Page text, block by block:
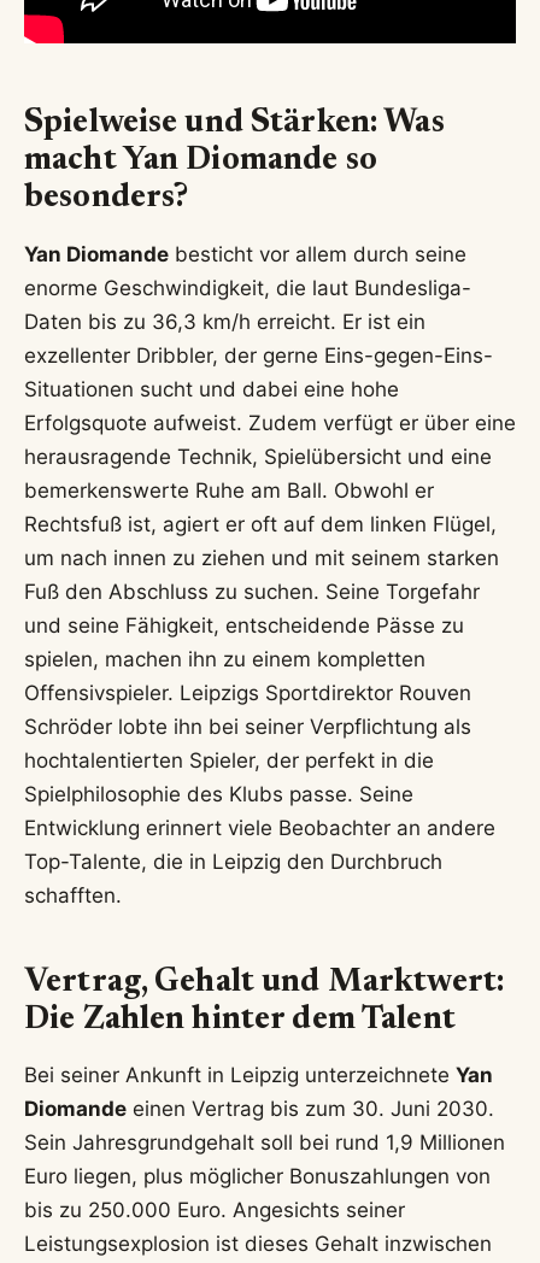
Spielweise und Stärken: Was
macht Yan Diomande so
besonders?
Yan Diomande besticht vor allem durch seine
enorme Geschwindigkeit, die laut Bundesliga-
Daten bis zu 36,3 km/h erreicht. Er ist ein
exzellenter Dribbler, der gerne Eins-gegen-Eins-
Situationen sucht und dabei eine hohe
Erfolgsquote aufweist. Zudem verfügt er über eine
herausragende Technik, Spielübersicht und eine
bemerkenswerte Ruhe am Ball. Obwohl er
Rechtsfuß ist, agiert er oft auf dem linken Flügel,
um nach innen zu ziehen und mit seinem starken
Fuß den Abschluss zu suchen. Seine Torgefahr
und seine Fähigkeit, entscheidende Pässe zu
spielen, machen ihn zu einem kompletten
Offensivspieler. Leipzigs Sportdirektor Rouven
Schröder lobte ihn bei seiner Verpflichtung als
hochtalentierten Spieler, der perfekt in die
Spielphilosophie des Klubs passe. Seine
Entwicklung erinnert viele Beobachter an andere
Top-Talente, die in Leipzig den Durchbruch
schafften.
Vertrag, Gehalt und Marktwert:
Die Zahlen hinter dem Talent
Bei seiner Ankunft in Leipzig unterzeichnete Yan
Diomande einen Vertrag bis zum 30. Juni 2030.
Sein Jahresgrundgehalt soll bei rund 1,9 Millionen
Euro liegen, plus möglicher Bonuszahlungen von
bis zu 250.000 Euro. Angesichts seiner
Leistungsexplosion ist dieses Gehalt inzwischen